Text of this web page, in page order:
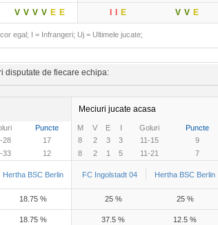
V V V V E E E V V E
egal; I = Infrangeri; Uj = Ultimele jucate;
disputate de fiecare echipa:
Meciuri jucate acasa
Puncte M V E I Goluri Puncte
28 17 8 2 3 3 11-15 9
33 12 8 2 1 5 11-21 7
Hertha BSC Berlin FC Ingolstadt 04 Hertha BSC Berlin
18.75 % 25 % 25 %
18.75 % 37.5 % 12.5 %